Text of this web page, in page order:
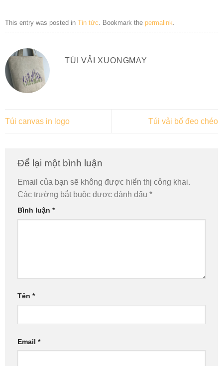
This entry was posted in Tin tức. Bookmark the permalink.
TÚI VẢI XUONGMAY
Túi canvas in logo Túi vải bố đeo chéo
Để lại một bình luận
Email của bạn sẽ không được hiển thị công khai.
Các trường bắt buộc được đánh dấu *
Bình luận *
Tên *
Email *